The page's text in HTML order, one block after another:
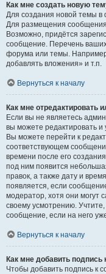
Как мне создать новую
Для создания новой темы
Для размещения
Возможно, придётся
сообщение. Перечень
форума или темы.
добавлять вложения» и т.п.
Вернуться к началу
Как мне отредактировать
Если вы не являетесь
вы можете редактировать и
Вы можете перейти к
соответствующем
времени после его
под ним появится
правок, а также дату и
появляется, если
модератор, хотя они могут
своему усмотрению.
сообщение, если на него
Вернуться к началу
Как мне добавить
Чтобы добавить подпись к